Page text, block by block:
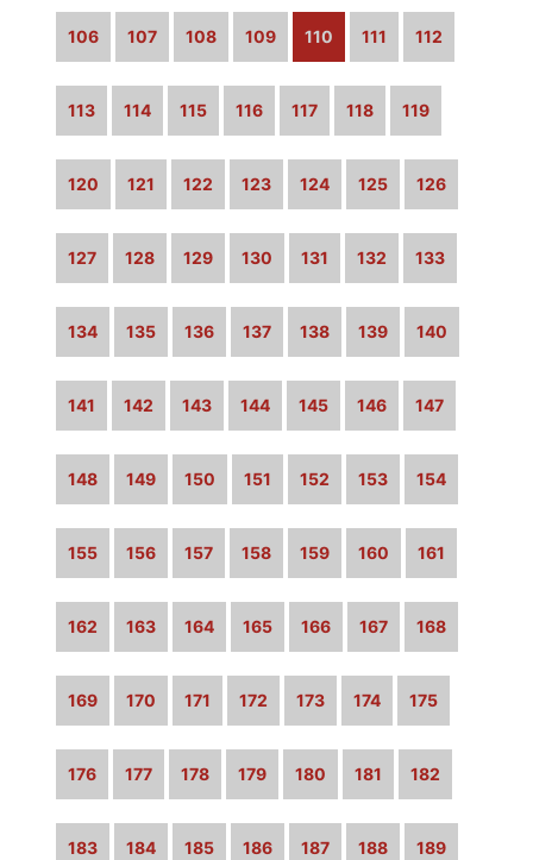
106 107 108 109 110 111 112
113 114 115 116 117 118 119
120 121 122 123 124 125 126
127 128 129 130 131 132 133
134 135 136 137 138 139 140
141 142 143 144 145 146 147
148 149 150 151 152 153 154
155 156 157 158 159 160 161
162 163 164 165 166 167 168
169 170 171 172 173 174 175
176 177 178 179 180 181 182
183 184 185 186 187 188 189